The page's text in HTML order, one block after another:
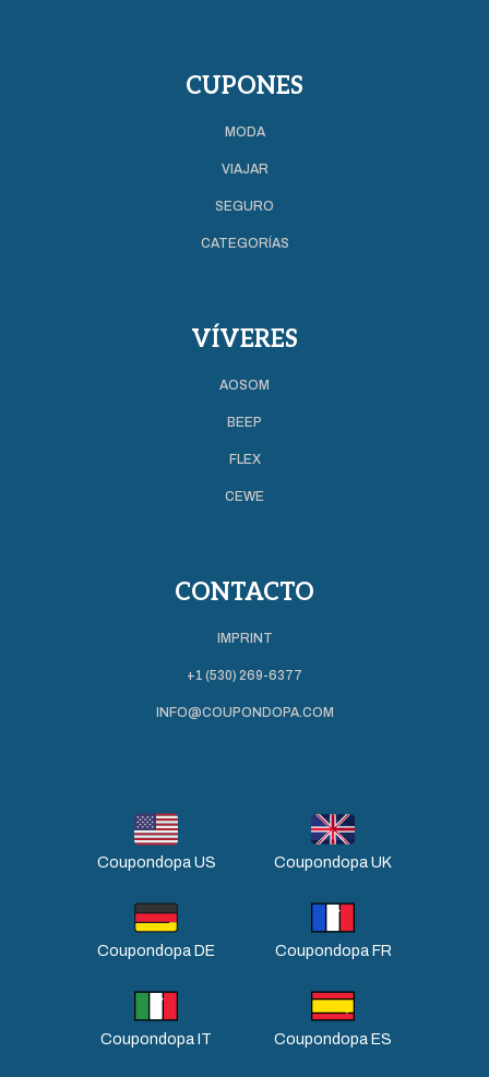
CUPONES
MODA
VIAJAR
SEGURO
CATEGORÍAS
VÍVERES
AOSOM
BEEP
FLEX
CEWE
CONTACTO
IMPRINT
+1 (530) 269-6377
INFO@COUPONDOPA.COM
Coupondopa US Coupondopa UK
Coupondopa DE Coupondopa FR
Coupondopa IT Coupondopa ES